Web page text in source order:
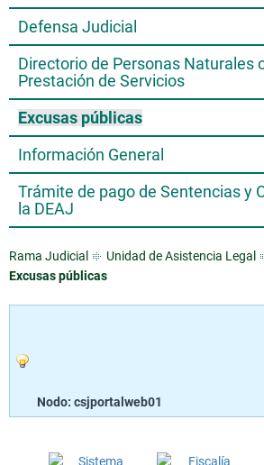
Defensa Judicial
Directorio de Personas Naturales
Prestación de Servicios
Excusas públicas
Información General
Trámite de pago de Sentencias y
la DEAJ
Rama Judicial Unidad de Asistencia Legal
Excusas públicas
Nodo: csjportalweb01